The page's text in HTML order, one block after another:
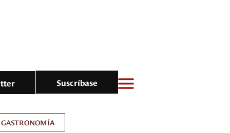
Suscríbase
GASTRONOMÍA